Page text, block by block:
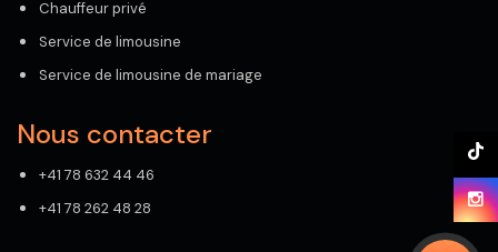
Chauffeur privé
Service de limousine
Service de limousine de mariage
Nous contacter
+41 78 632 44 46
+41 78 262 48 28